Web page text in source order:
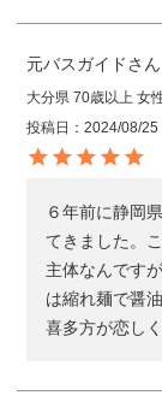
元バスガイド
大分県 70歳以上 女
投稿日
2024/08/25
６年前に静岡
てきました。
主体なんです
は縮れ麺で醤
喜多方が恋し